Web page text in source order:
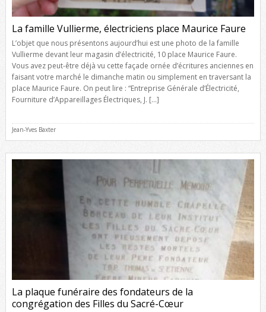
La famille Vullierme, électriciens place Maurice Faure
L’objet que nous présentons aujourd’hui est une photo de la famille
Vullierme devant leur magasin d’électricité, 10 place Maurice Faure.
Vous avez peut-être déjà vu cette façade ornée d’écritures anciennes en
faisant votre marché le dimanche matin ou simplement en traversant la
place Maurice Faure. On peut lire : “Entreprise Générale d’Électricité,
Fourniture d’Appareillages Électriques, J. […]
Jean-Yves Baxter
La plaque funéraire des fondateurs de la
congrégation des Filles du Sacré-Cœur